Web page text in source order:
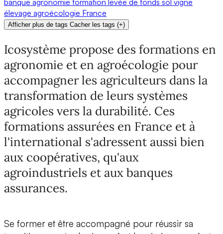
élevage agroécologie France
Afficher plus de tags Cacher les tags (+)
Icosystème propose des formations en
agronomie et en agroécologie pour
accompagner les agriculteurs dans la
transformation de leurs systèmes
agricoles vers la durabilité. Ces
formations assurées en France et à
l'international s'adressent aussi bien
aux coopératives, qu'aux
agroindustriels et aux banques
assurances.
Se former et être accompagné pour réussir sa